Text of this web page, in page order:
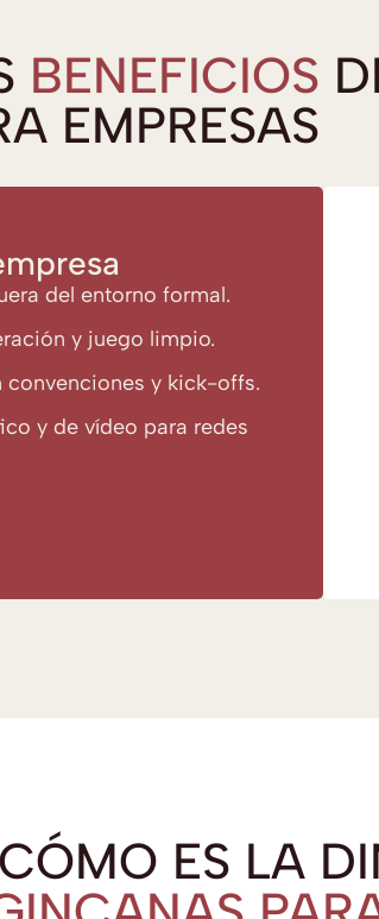
BENEFICIOS
EMPRESAS
del entorno formal.
y juego limpio.
convenciones y kick-offs.
y de vídeo para redes
CÓMO ES LA